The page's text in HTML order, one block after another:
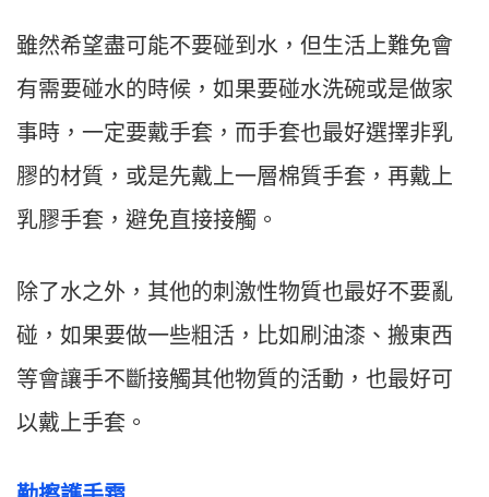
雖然希望盡可能不要碰到水，但生活上難免會
有需要碰水的時候，如果要碰水洗碗或是做家
事時，一定要戴手套，而手套也最好選擇非乳
膠的材質，或是先戴上一層棉質手套，再戴上
乳膠手套，避免直接接觸。
除了水之外，其他的刺激性物質也最好不要亂
碰，如果要做一些粗活，比如刷油漆、搬東西
等會讓手不斷接觸其他物質的活動，也最好可
以戴上手套。